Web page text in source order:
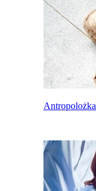
Antropolożka